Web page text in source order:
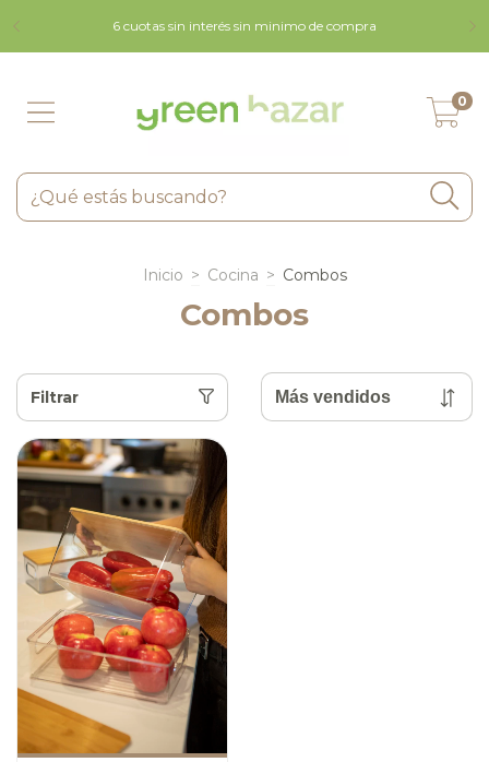
6 cuotas sin interés sin minimo de compra
0
Inicio > Cocina > Combos
Combos
Filtrar